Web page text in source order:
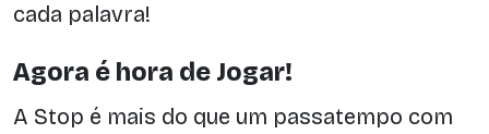
cada palavra!
Agora é hora de Jogar!
A Stop é mais do que um passatempo com